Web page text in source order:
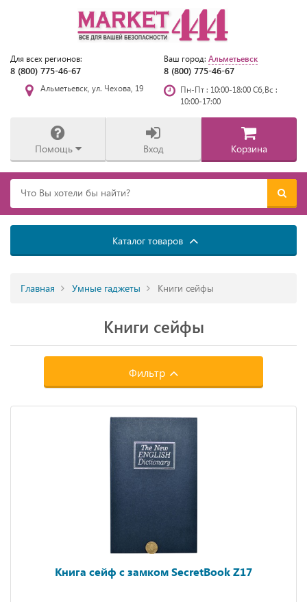
Для всех регионов:
8 (800) 775-46-67
Ваш город: Альметьевск
8 (800) 775-46-67
Альметьевск, ул. Чехова, 19
Пн-Пт : 10:00-18:00 Сб,Вс :
10:00-17:00
Помощь Вход Корзина
Каталог товаров
Главная Умные гаджеты Книги сейфы
Книги сейфы
Фильтр
Книга сейф с замком SecretBook Z17